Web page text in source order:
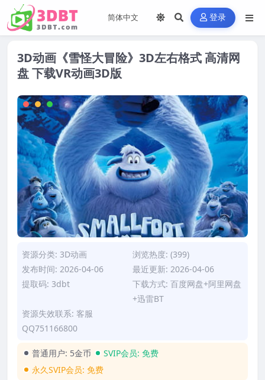
登录
3D动画《雪怪大冒险》3D左右格式 高清网
盘 下载VR动画3D版
资源分类: 3D动画
浏览热度: (399)
发布时间: 2026-04-06
最近更新: 2026-04-06
提取码: 3dbt
下载方式: 百度网盘+阿里网盘
+迅雷BT
资源失效联系: 客服
QQ751166800
普通用户: 5金币 SVIP会员: 免费
永久SVIP会员: 免费